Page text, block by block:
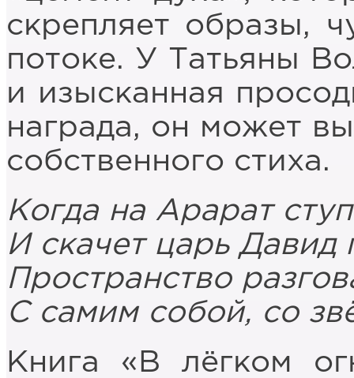
скрепляет образы,
потоке. У Татьяны
и изысканная
награда, он может
собственного стиха.
Когда на Арарат
И скачет царь Давид
Пространство
С самим собой, со
Книга «В лёгком